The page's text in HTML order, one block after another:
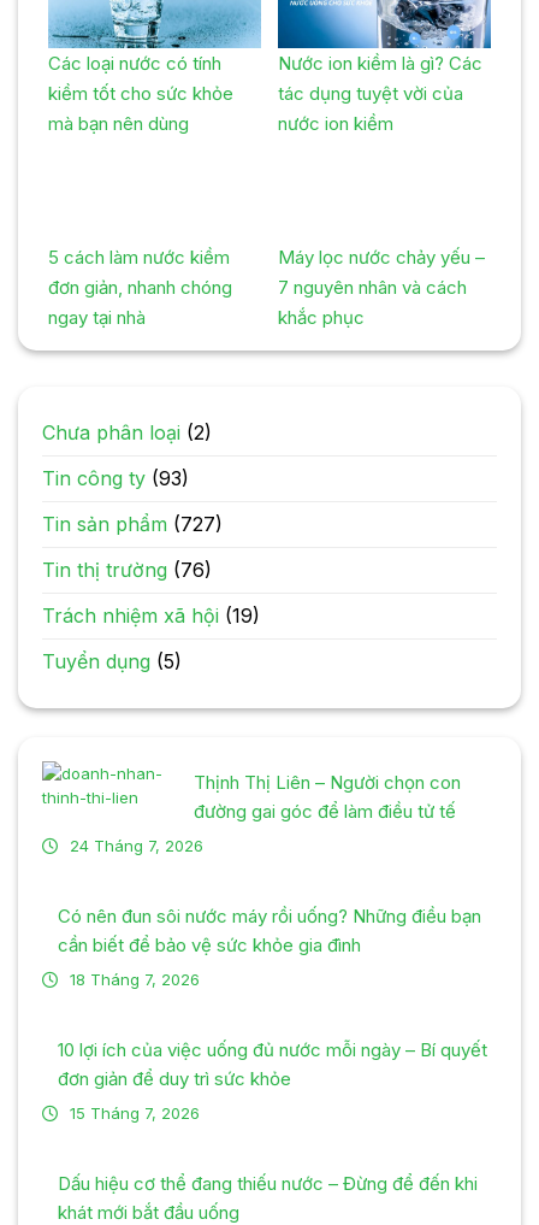
Các loại nước có tính
kiềm tốt cho sức khỏe
mà bạn nên dùng
Nước ion kiềm là gì? Các
tác dụng tuyệt vời của
nước ion kiềm
5 cách làm nước kiềm
đơn giản, nhanh chóng
ngay tại nhà
Máy lọc nước chảy yếu –
7 nguyên nhân và cách
khắc phục
Chưa phân loại (2)
Tin công ty (93)
Tin sản phẩm (727)
Tin thị trường (76)
Trách nhiệm xã hội (19)
Tuyển dụng (5)
Thịnh Thị Liên – Người chọn con
đường gai góc để làm điều tử tế
24 Tháng 7, 2026
Có nên đun sôi nước máy rồi uống? Những điều bạn
cần biết để bảo vệ sức khỏe gia đình
18 Tháng 7, 2026
10 lợi ích của việc uống đủ nước mỗi ngày – Bí quyết
đơn giản để duy trì sức khỏe
15 Tháng 7, 2026
Dấu hiệu cơ thể đang thiếu nước – Đừng để đến khi
khát mới bắt đầu uống